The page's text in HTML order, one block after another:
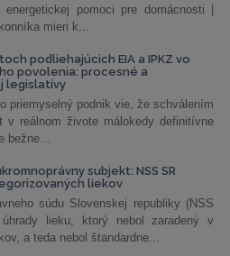
pomoci pre domácnosti |
mieri k...
podliehajúcich EIA a IPKZ vo
povolenia: procesné a
legislatívy
priemyselný podnik vie, že schválením
v reálnom živote málokedy definitívne
bežne...
subjekt: NSS SR
liekov
súdu Slovenskej republiky (NSS
lieku, ktorý nebol zaradený v
a teda nebol štandardne...